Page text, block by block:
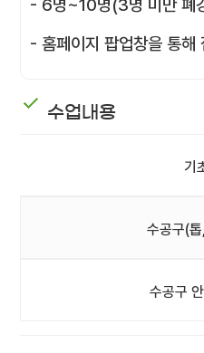
- 6명~10명(3명 미만 폐
- 홈페이지 팝업창을 통해
수업내용
기
수공구(
수공구